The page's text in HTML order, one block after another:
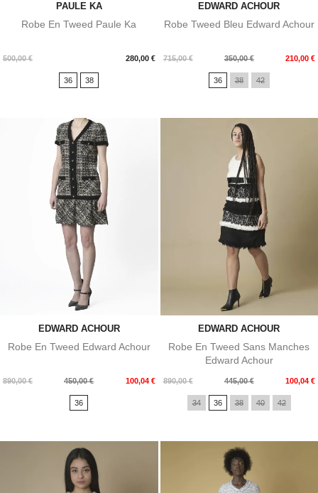
PAULE KA
Robe En Tweed Paule Ka
500,00 € 280,00 €
Prix
36 38
EDWARD ACHOUR
Robe Tweed Bleu Edward Achour
715,00 €
Prix
350,00 € 210,00 €
Prix
36 38 42
EDWARD ACHOUR
Robe En Tweed Edward Achour
890,00 €
Prix
450,00 € 100,04 €
Prix
36
EDWARD ACHOUR
Robe En Tweed Sans Manches
Edward Achour
890,00 €
Prix
445,00 € 100,04 €
Prix
34 36 38 40 42